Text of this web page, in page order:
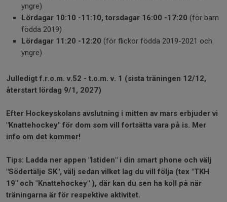
yngre)
Lördagar 10:10 -11:10, torsdagar 16:00 -17:20 (för barn
födda 2019)
Lördagar 11:20 -12:20 (för flickor födda 2019-2021 och
yngre)
Julledigt f.r.o.m. v.52 - t.o.m. v. 1 (sista träningen 12/12,
återstart lördag 9/1, 2027)
Efter Hockeyskolans avslutning i mitten av mars erbjuder vi
"Knattehockey" för dom som vill fortsätta vara på is. Mer
info om det kommer!
Tips: Ladda ner appen "Istiden" i din smart phone och välj
"Södertälje SK", välj sedan vilket lag du vill följa (tex "TKH
19" och "Knattehockey" ), där kan du sen ha koll på när
träningarna är för respektive aktivitet.